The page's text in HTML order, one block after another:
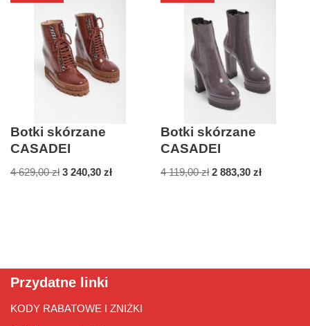
Botki skórzane
CASADEI
4 629,00zł 3 240,30 zł
Botki skórzane
CASADEI
4 119,00zł 2 883,30zł
Przydatne linki
KODY RABATOWE I ZNIŻKI